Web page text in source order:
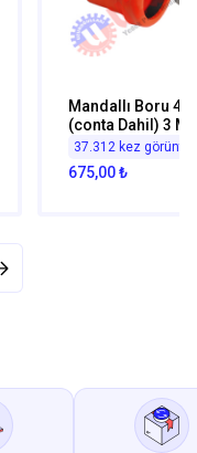
Mandallı Boru 4
(conta Dahil) 3
900 Adet)
37.312 kez
675,00 ₺